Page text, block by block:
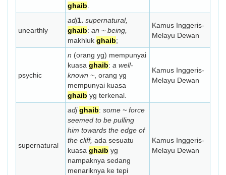
ghaib
unearthly
adj1. supernatural,
ghaib: an ~ being,
makhluk ghaib;
Kamus Inggeris-
Melayu Dewan
psychic
n (orang yg) mempunyai
kuasa ghaib: a well-
known ~ , orang yg
mempunyai kuasa
ghaib yg terkenal.
Kamus Inggeris-
Melayu Dewan
supernatural
adjghaib: some ~ force
seemed to be pulling
him towards the edge of
the cliff, ada sesuatu
kuasa ghaib yg
nampaknya sedang
menariknya ke tepi
Kamus Inggeris-
Melayu Dewan